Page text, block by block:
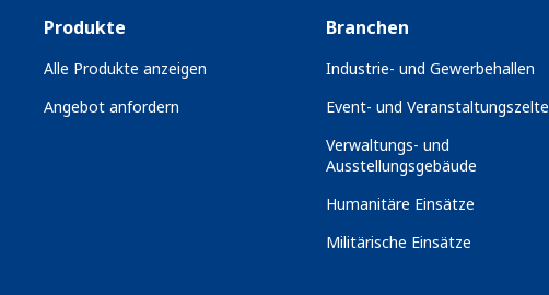
Produkte
Alle Produkte anzeigen
Angebot anfordern
Branchen
Industrie- und Gewerbehallen
Event- und Veranstaltungszelte
Verwaltungs- und
Ausstellungsgebäude
Humanitäre Einsätze
Militärische Einsätze